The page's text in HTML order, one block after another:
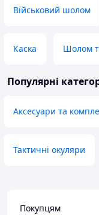
Військовий шолом
Каска Шолом
Популярні
Аксесуари та
Тактичні окуляри
Покупцям